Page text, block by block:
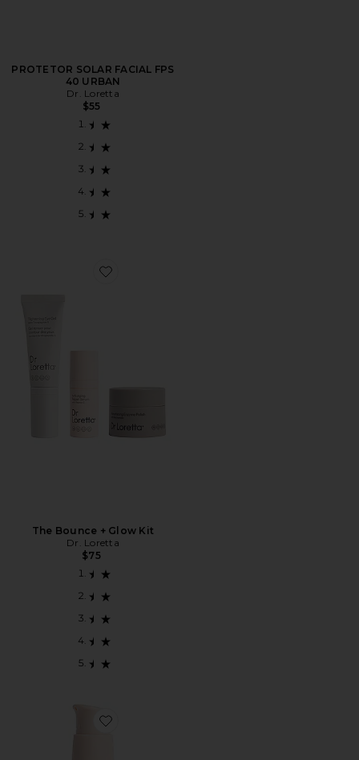
PROTETOR SOLAR FACIAL FPS
40 URBAN
Dr. Loretta
$55
Favorite The Bounce + Glow Kit
The Bounce + Glow Kit
Dr. Loretta
$75
Favorite SÉRUM FIRMADOR CONCENTRADO